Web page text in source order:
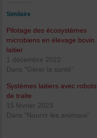
Similaire
Pilotage des écosystèmes
microbiens en élevage bovin
laitier
1 décembre 2022
Dans "Gérer la santé"
Systèmes laitiers avec robots
de traite
15 février 2023
Dans "Nourrir les animaux"